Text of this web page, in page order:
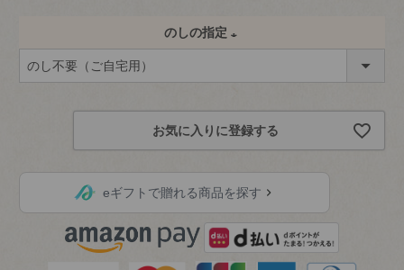
のしの指定
お気に入りに登録する
eギフトで贈れる商品を探す